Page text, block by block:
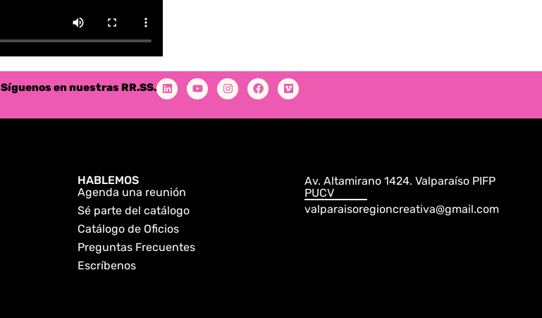
Síguenos en nuestras RR.SS.
HABLEMOS
Agenda una reunión
Sé parte del catálogo
Catálogo de Oficios
Preguntas Frecuentes
Escríbenos
Av. Altamirano 1424. Valparaíso PIFP
PUCV
valparaisoregioncreativa@gmail.com